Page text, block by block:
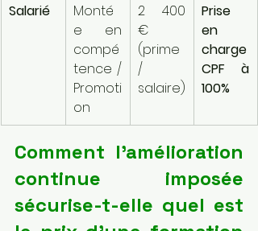
Salarié
Monté
e en
compé
tence /
Promoti
on
2 400
€
(prime
/
salaire)
Prise
en
charge
CPF à
100%
Comment l'amélioration
continue imposée
sécurise-t-elle quel est